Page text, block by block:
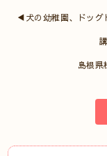
◀犬の幼稚園、ドッグ
島根